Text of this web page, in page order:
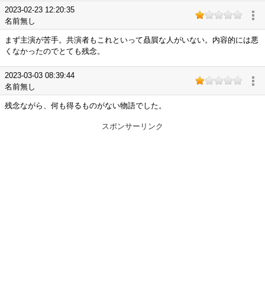
2023-02-23 12:20:35
名前無し
まず主演が苦手。共演者もこれといって贔屓な人がいない。内容的には悪
くなかったのでとても残念。
2023-03-03 08:39:44
名前無し
残念ながら、何も得るものがない物語でした。
スポンサーリンク